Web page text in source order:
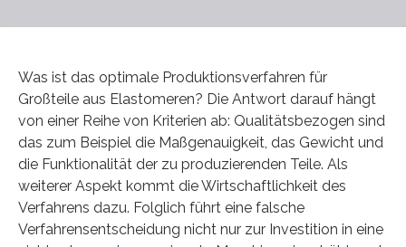
Was ist das optimale Produktionsverfahren für
Großteile aus Elastomeren? Die Antwort darauf hängt
von einer Reihe von Kriterien ab: Qualitätsbezogen sind
das zum Beispiel die Maßgenauigkeit, das Gewicht und
die Funktionalität der zu produzierenden Teile. Als
weiterer Aspekt kommt die Wirtschaftlichkeit des
Verfahrens dazu. Folglich führt eine falsche
Verfahrensentscheidung nicht nur zur Investition in eine